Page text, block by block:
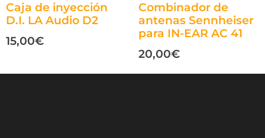
Caja de inyección
D.I. LA Audio D2
15,00€
Combinador de
antenas Sennheiser
para IN-EAR AC 41
20,00€